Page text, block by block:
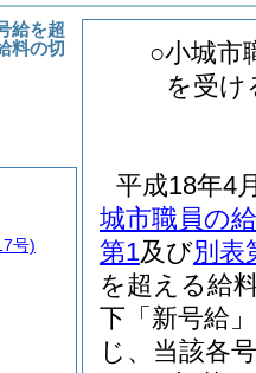
○小城市
を受け
平成18年4
城市職員の
第1及び別表
を超える給
下「新号給
じ、当該各
給を超
料の切
号)